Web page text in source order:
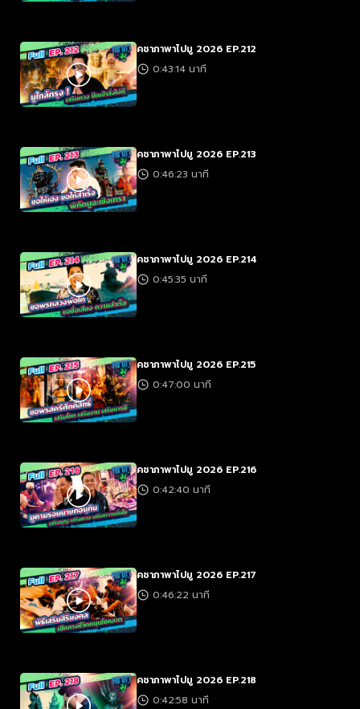
คชาภาพาไปมู 2026 EP.212
0:43:14 นาที
คชาภาพาไปมู 2026 EP.213
0:46:23 นาที
คชาภาพาไปมู 2026 EP.214
0:45:35 นาที
คชาภาพาไปมู 2026 EP.215
0:47:00 นาที
คชาภาพาไปมู 2026 EP.216
0:42:40 นาที
คชาภาพาไปมู 2026 EP.217
0:46:22 นาที
คชาภาพาไปมู 2026 EP.218
0:42:58 นาที